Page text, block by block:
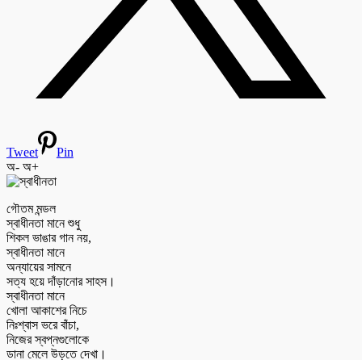
Tweet
Pin
অ- অ+
গৌতম মন্ডল
স্বাধীনতা মানে শুধু
শিকল ভাঙার গান নয়,
স্বাধীনতা মানে
অন্যায়ের সামনে
সত্য হয়ে দাঁড়ানোর সাহস।
স্বাধীনতা মানে
খোলা আকাশের নিচে
নিঃশ্বাস ভরে বাঁচা,
নিজের স্বপ্নগুলোকে
ডানা মেলে উড়তে দেখা।